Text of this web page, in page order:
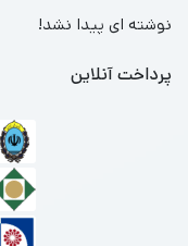
نوشته ای پیدا نشد!
پرداخت آنلاین